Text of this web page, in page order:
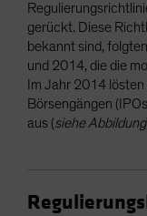
gerückt. Diese
bekannt sind,
und 2014, die die
Im Jahr 2014
Börsengängen
aus (siehe Abbildung